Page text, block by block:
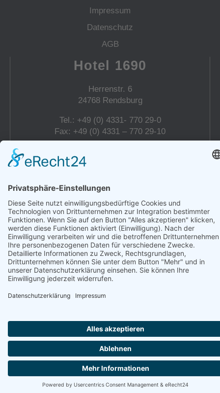
Impressum
Datenschutz
AGB
Hotel 1690
Herrenstr. 6
24768 Rendsburg
Tel.: +49 (0) 4331- 770 29-0
Fax: +49 (0) 4331 – 770 29-10
Hotel 1690
Apartments 1690
Teamwohnung 1690
Realisiert voncck print media GmbH